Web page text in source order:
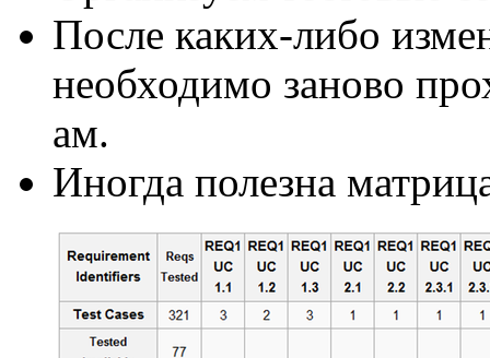
После каких-либо
необходимо заново
ам.
Иногда полезна